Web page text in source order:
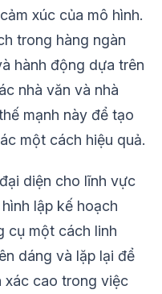
xúc của mô hình.
trong hàng ngàn
hành động dựa trên
nhà văn và nhà
mạnh này để tạo
một cách hiệu quả.
diện cho lĩnh vực
lập kế hoạch
cụ một cách linh
dáng và lặp lại để
xác cao trong việc